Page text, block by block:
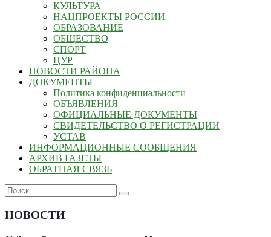
КУЛЬТУРА
НАЦПРОЕКТЫ РОССИИ
ОБРАЗОВАНИЕ
ОБЩЕСТВО
СПОРТ
ЦУР
НОВОСТИ РАЙОНА
ДОКУМЕНТЫ
Политика конфиденциальности
ОБЪЯВЛЕНИЯ
ОФИЦИАЛЬНЫЕ ДОКУМЕНТЫ
СВИДЕТЕЛЬСТВО О РЕГИСТРАЦИИ
УСТАВ
ИНФОРМАЦИОННЫЕ СООБЩЕНИЯ
АРХИВ ГАЗЕТЫ
ОБРАТНАЯ СВЯЗЬ
НОВОСТИ